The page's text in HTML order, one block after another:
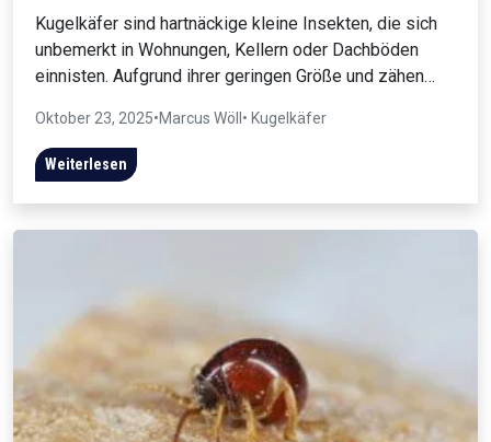
Kugelkäfer sind hartnäckige kleine Insekten, die sich
unbemerkt in Wohnungen, Kellern oder Dachböden
einnisten. Aufgrund ihrer geringen Größe und zähen…
Oktober 23, 2025•Marcus Wöll • Kugelkäfer
Weiterlesen